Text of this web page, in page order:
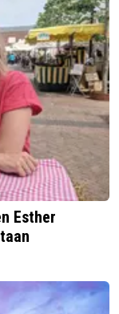
Esther